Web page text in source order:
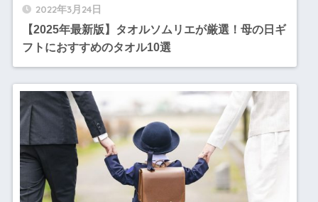
2022年3月24日
【2025年最新版】タオルソムリエが厳選！母の日ギ
フトにおすすめのタオル10選